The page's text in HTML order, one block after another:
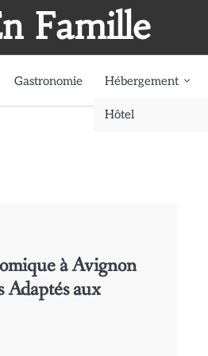
Famille
Gastronomie Hébergement
Hôtel
à Avignon
Adaptés aux